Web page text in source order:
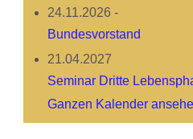
24.11.2026 -
Bundesvorstand
21.04.2027
Seminar Dritte
Ganzen Kalender